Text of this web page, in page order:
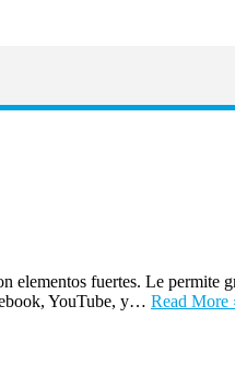
elementos fuertes. Le permite
YouTube, y… Read More